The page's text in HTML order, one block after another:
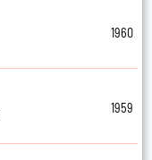
1960
1959